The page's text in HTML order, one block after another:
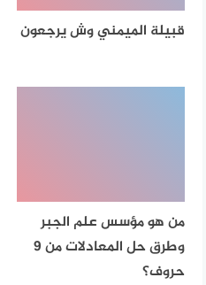
قبيلة الميمني وش يرجعون
من هو مؤسس علم الجبر
وطرق حل المعادلات من 9
حروف؟